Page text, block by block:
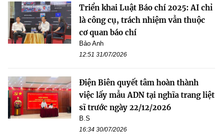
Triển khai Luật Báo chí 2025: AI chỉ
là công cụ, trách nhiệm vẫn thuộc
cơ quan báo chí
Bảo Anh
12:51 31/07/2026
Điện Biên quyết tâm hoàn thành
việc lấy mẫu ADN tại nghĩa trang liệt
sĩ trước ngày 22/12/2026
B.S
16:34 30/07/2026